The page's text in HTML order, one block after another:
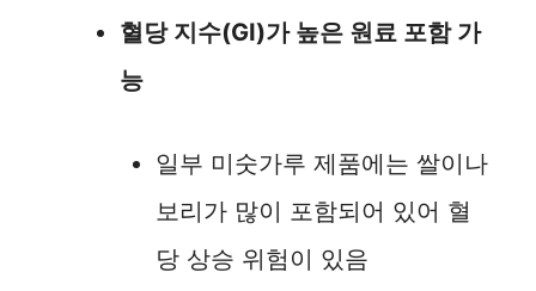
혈당 지수(GI)가 높은 원료 포함 가
능
일부 미숫가루 제품에는 쌀이나
보리가 많이 포함되어 있어 혈
당 상승 위험이 있음